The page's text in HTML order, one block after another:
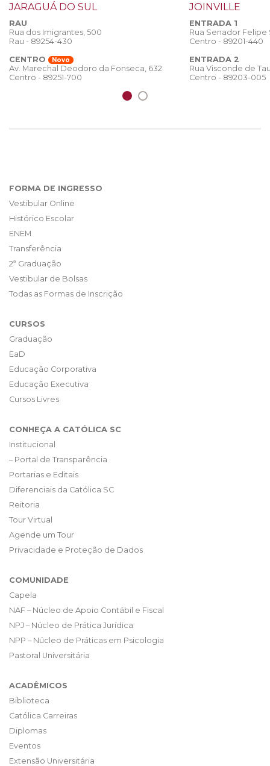
JARAGUÁ DO SUL
RAU
Rua dos Imigrantes, 500
Rau - 89254-430
CENTRO
Novo
Av. Marechal Deodoro da Fonseca, 632
Centro - 89251-700
JOINVILLE
ENTRADA 1
Rua Senador
Centro - 89201-440
ENTRADA 2
Rua Visconde de
Centro - 89203-005
FORMA DE INGRESSO
Vestibular Online
Histórico Escolar
ENEM
Transferência
2ª Graduação
Vestibular de Bolsas
Todas as Formas de Inscrição
CURSOS
Graduação
EaD
Educação Corporativa
Educação Executiva
Cursos Livres
CONHEÇA A CATÓLICA SC
Institucional
– Portal de Transparência
Portarias e Editais
Diferenciais da Católica SC
Reitoria
Tour Virtual
Agende um Tour
Privacidade e Proteção de Dados
COMUNIDADE
Capela
NAF – Núcleo de Apoio Contábil e Fiscal
NPJ – Núcleo de Prática Jurídica
NPP – Núcleo de Práticas em Psicologia
Pastoral Universitária
ACADÊMICOS
Biblioteca
Católica Carreiras
Diplomas
Eventos
Extensão Universitária